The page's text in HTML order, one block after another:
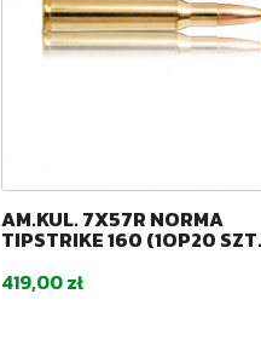
AM.KUL. 7X57R NORMA
TIPSTRIKE 160 (1OP20
Cena
419,00 zł